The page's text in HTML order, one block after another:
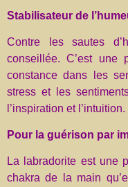
Stabilisateur de
Contre les sautes
conseillée. C’est une
constance dans les
stress et les
l’inspiration et l’intuition.
Pour la guérison par
La labradorite est une
chakra de la main